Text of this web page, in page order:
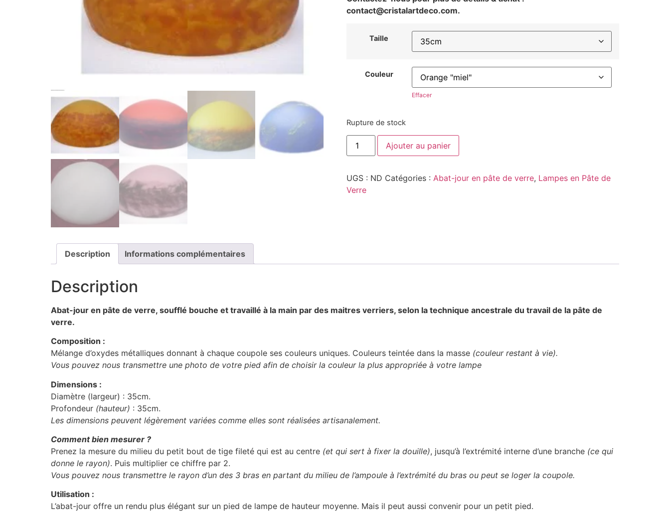
contact@cristalartdeco.com.
Taille
Couleur
Effacer
Rupture de stock
Ajouter au panier
UGS : ND Catégories : Abat-jour en pâte de verre, Lampes en Pâte de
Verre
Description Informations complémentaires
Description
Abat-jour en pâte de verre, soufflé bouche et travaillé à la main par des maitres verriers, selon la technique ancestrale du travail de la pâte de
verre.
Composition :
Mélange d’oxydes métalliques donnant à chaque coupole ses couleurs uniques. Couleurs teintée dans la masse (couleur restant à vie).
Vous pouvez nous transmettre une photo de votre pied afin de choisir la couleur la plus appropriée à votre lampe
Dimensions :
Diamètre (largeur) : 35cm.
Profondeur (hauteur) : 35cm.
Les dimensions peuvent légèrement variées comme elles sont réalisées artisanalement.
Comment bien mesurer ?
Prenez la mesure du milieu du petit bout de tige fileté qui est au centre (et qui sert à fixer la douille), jusqu’à l’extrémité interne d’une branche (ce qui
donne le rayon). Puis multiplier ce chiffre par 2.
Vous pouvez nous transmettre le rayon d’un des 3 bras en partant du milieu de l’ampoule à l’extrémité du bras ou peut se loger la coupole.
Utilisation :
L’abat-jour offre un rendu plus élégant sur un pied de lampe de hauteur moyenne. Mais il peut aussi convenir pour un petit pied.